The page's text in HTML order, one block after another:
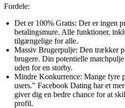
Fordele:
Det er 100% Gratis: Der er ingen
betalingsmure. Alle funktioner,
tilgængelige for alle.
Massiv Brugerpulje: Den trækker
brugere. Din potentielle
uden for en storby.
Mindre Konkurrence: Mange fyre
users." Facebook Dating har et
giver dig en bedre chance for at
profil.